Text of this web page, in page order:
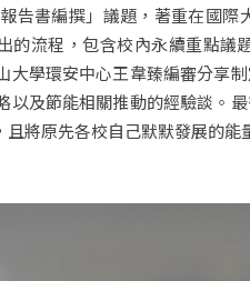
告書編撰」議題，著重在國
的流程，包含校內永續重點
學環安中心王韋臻編審分享
及節能相關推動的經驗談。
將原先各校自己默默發展的